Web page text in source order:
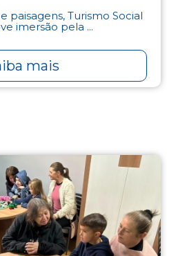
paisagens, Turismo Social
imersão pela ...
mais